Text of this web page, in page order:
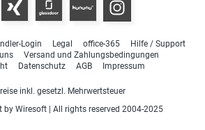
Login Legal office-365
Hilfe / Support
Versand und Zahlungsbedingungen
Datenschutz AGB Impressum
inkl. gesetzl. Mehrwertsteuer
Wiresoft | All rights reserved 2004-2025